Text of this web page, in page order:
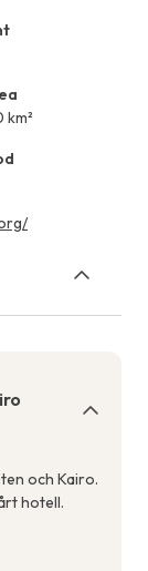
och Kairo.
hotell.
km²